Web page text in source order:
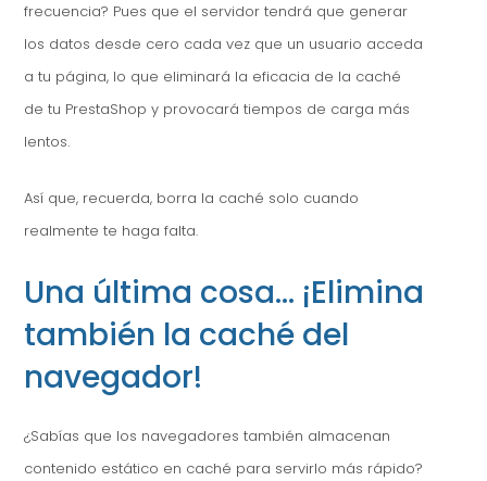
frecuencia? Pues que el servidor tendrá que generar
los datos desde cero cada vez que un usuario acceda
a tu página, lo que eliminará la eficacia de la caché
de tu PrestaShop y provocará tiempos de carga más
lentos.
Así que, recuerda, borra la caché solo cuando
realmente te haga falta.
Una última cosa… ¡Elimina
también la caché del
navegador!
¿Sabías que los navegadores también almacenan
contenido estático en caché para servirlo más rápido?